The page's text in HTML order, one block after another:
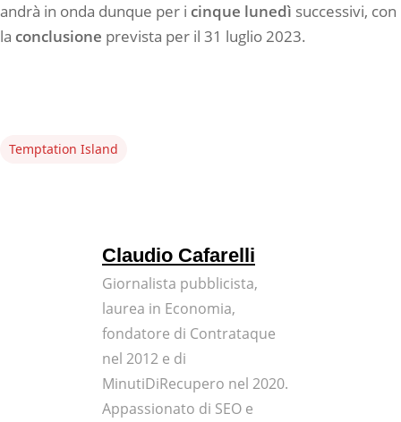
andrà in onda dunque per i cinque lunedì successivi, con
la conclusione prevista per il 31 luglio 2023.
Temptation Island
Claudio Cafarelli
Giornalista pubblicista,
laurea in Economia,
fondatore di Contrataque
nel 2012 e di
MinutiDiRecupero nel 2020.
Appassionato di SEO e